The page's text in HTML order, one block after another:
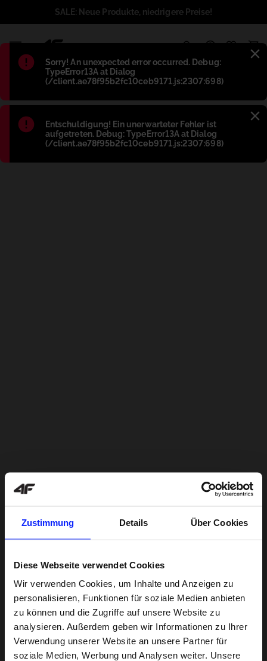
Zustimmung Details Über Cookies
Diese Webseite verwendet Cookies
Wir verwenden Cookies, um Inhalte und Anzeigen zu
personalisieren, Funktionen für soziale Medien anbieten
zu können und die Zugriffe auf unsere Website zu
analysieren. Außerdem geben wir Informationen zu Ihrer
Verwendung unserer Website an unsere Partner für
soziale Medien, Werbung und Analysen weiter. Unsere
Błąd:
Sorry! An unexpected error occurred. Debug:
TypeError13A at Dialog
(/client.ae78f95b2fc10ceb9171.js:2307:698)
Błąd:
Entschuldigung! Ein unerwarteter Fehler ist
aufgetreten. Debug: TypeError13A at Dialog
(/client.ae78f95b2fc10ceb9171.js:2307:698)
SALE: Neue Produkte, niedrigere Preise!